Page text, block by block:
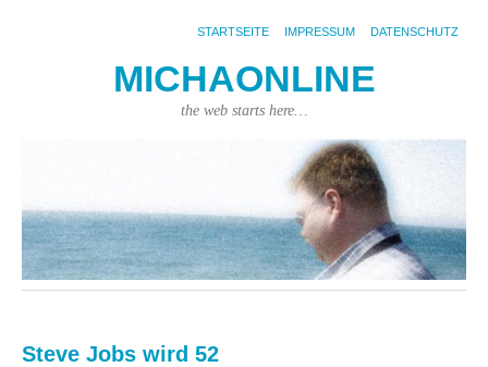
STARTSEITE IMPRESSUM DATENSCHUTZ
MICHAONLINE
the web starts here…
Steve Jobs wird 52